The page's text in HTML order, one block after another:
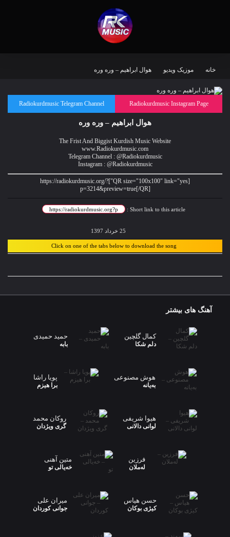
خانه موزیک ویدیو هوال ابراهیم – وره وره
Radiokurdmusic Instagram Page
Radiokurdmusic Telegram Channel
هوال ابراهیم – وره وره
The Frist And Biggist Kurdish Music Website
www.Radiokurdmusic.com
Telegram Channel : @Radiokurdmusic
Instagram : @Radiokurdmusic
[QR size="100x100" link="yes"]https://radiokurdmusic.org/?
p=3214&preview=true[/QR]
Short link to this article :
25 خرداد 1397
Click on one of the tabs below to download the song
آهنگ های بیشتر
کمال گلچین
دلم شکا
حمید حمیدی
بابه
هوش مصنوعی
بەیانە
پویا راشا
برا هیزم
هیوا شریفی
لوانی دالانی
روکان محمد
گری ویژدان
فرزین
لەملان
متین آهنی
خەیالی تو
حسن هیاس
کیژی بوکان
میران علی
جوانی کوردان